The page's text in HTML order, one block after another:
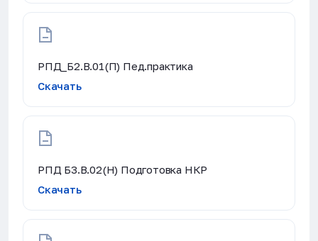
РПД_Б2.В.01(П) Пед.практика
Скачать
РПД Б3.В.02(Н) Подготовка НКР
Скачать